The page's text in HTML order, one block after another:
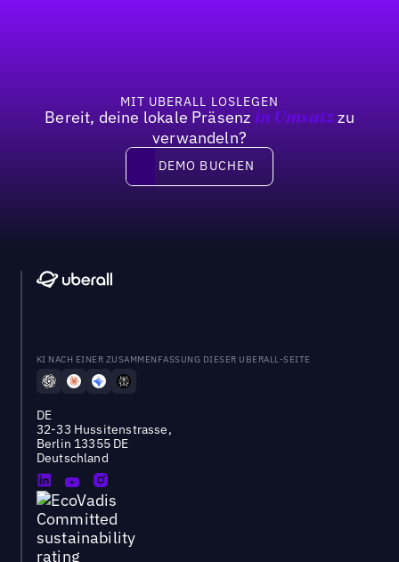
MIT UBERALL LOSLEGEN
Bereit, deine lokale Präsenz in Umsatzzu
verwandeln?
DEMO BUCHEN
DEMO BUCHEN
KI NACH EINER ZUSAMMENFASSUNG DIESER UBERALL-SEITE
DE
32-33 Hussitenstrasse,
Berlin 13355 DE
Deutschland